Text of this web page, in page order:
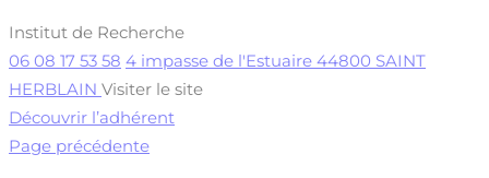
Institut de Recherche
06 08 17 53 58 4 impasse de l'Estuaire 44800 SAINT
HERBLAIN Visiter le site
Découvrir l’adhérent
Page précédente